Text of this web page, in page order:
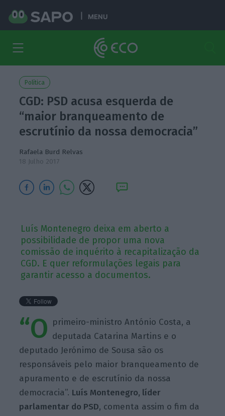
MENU
Política
CGD: PSD acusa esquerda de
“maior branqueamento de
escrutínio da nossa democracia”
Rafaela Burd Relvas
18 Julho 2017
Luís Montenegro deixa em aberto a
possibilidade de propor uma nova
comissão de inquérito à recapitalização da
CGD. E quer reformulações legais para
garantir acesso a documentos.
“O primeiro-ministro António Costa, a
deputada Catarina Martins e o
deputado Jerónimo de Sousa são os
responsáveis pelo maior branqueamento de
apuramento e de escrutínio da nossa
democracia”. Luís Montenegro, líder
parlamentar do PSD, comenta assim o fim da